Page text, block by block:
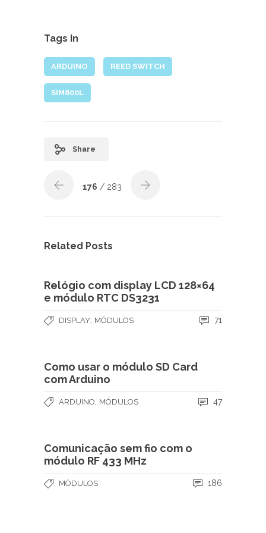
Tags In
ARDUINO REED SWITCH
SIM800L
Share
176 / 283
Related Posts
Relógio com display LCD 128×64
e módulo RTC DS3231
DISPLAY MÓDULOS 71
Como usar o módulo SD Card
com Arduino
ARDUINO MÓDULOS 47
Comunicação sem fio com o
módulo RF 433 MHz
MÓDULOS 186